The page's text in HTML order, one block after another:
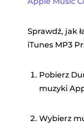
Sprawdź, jak
iTunes MP3
Pobierz
muzyki
Wybierz